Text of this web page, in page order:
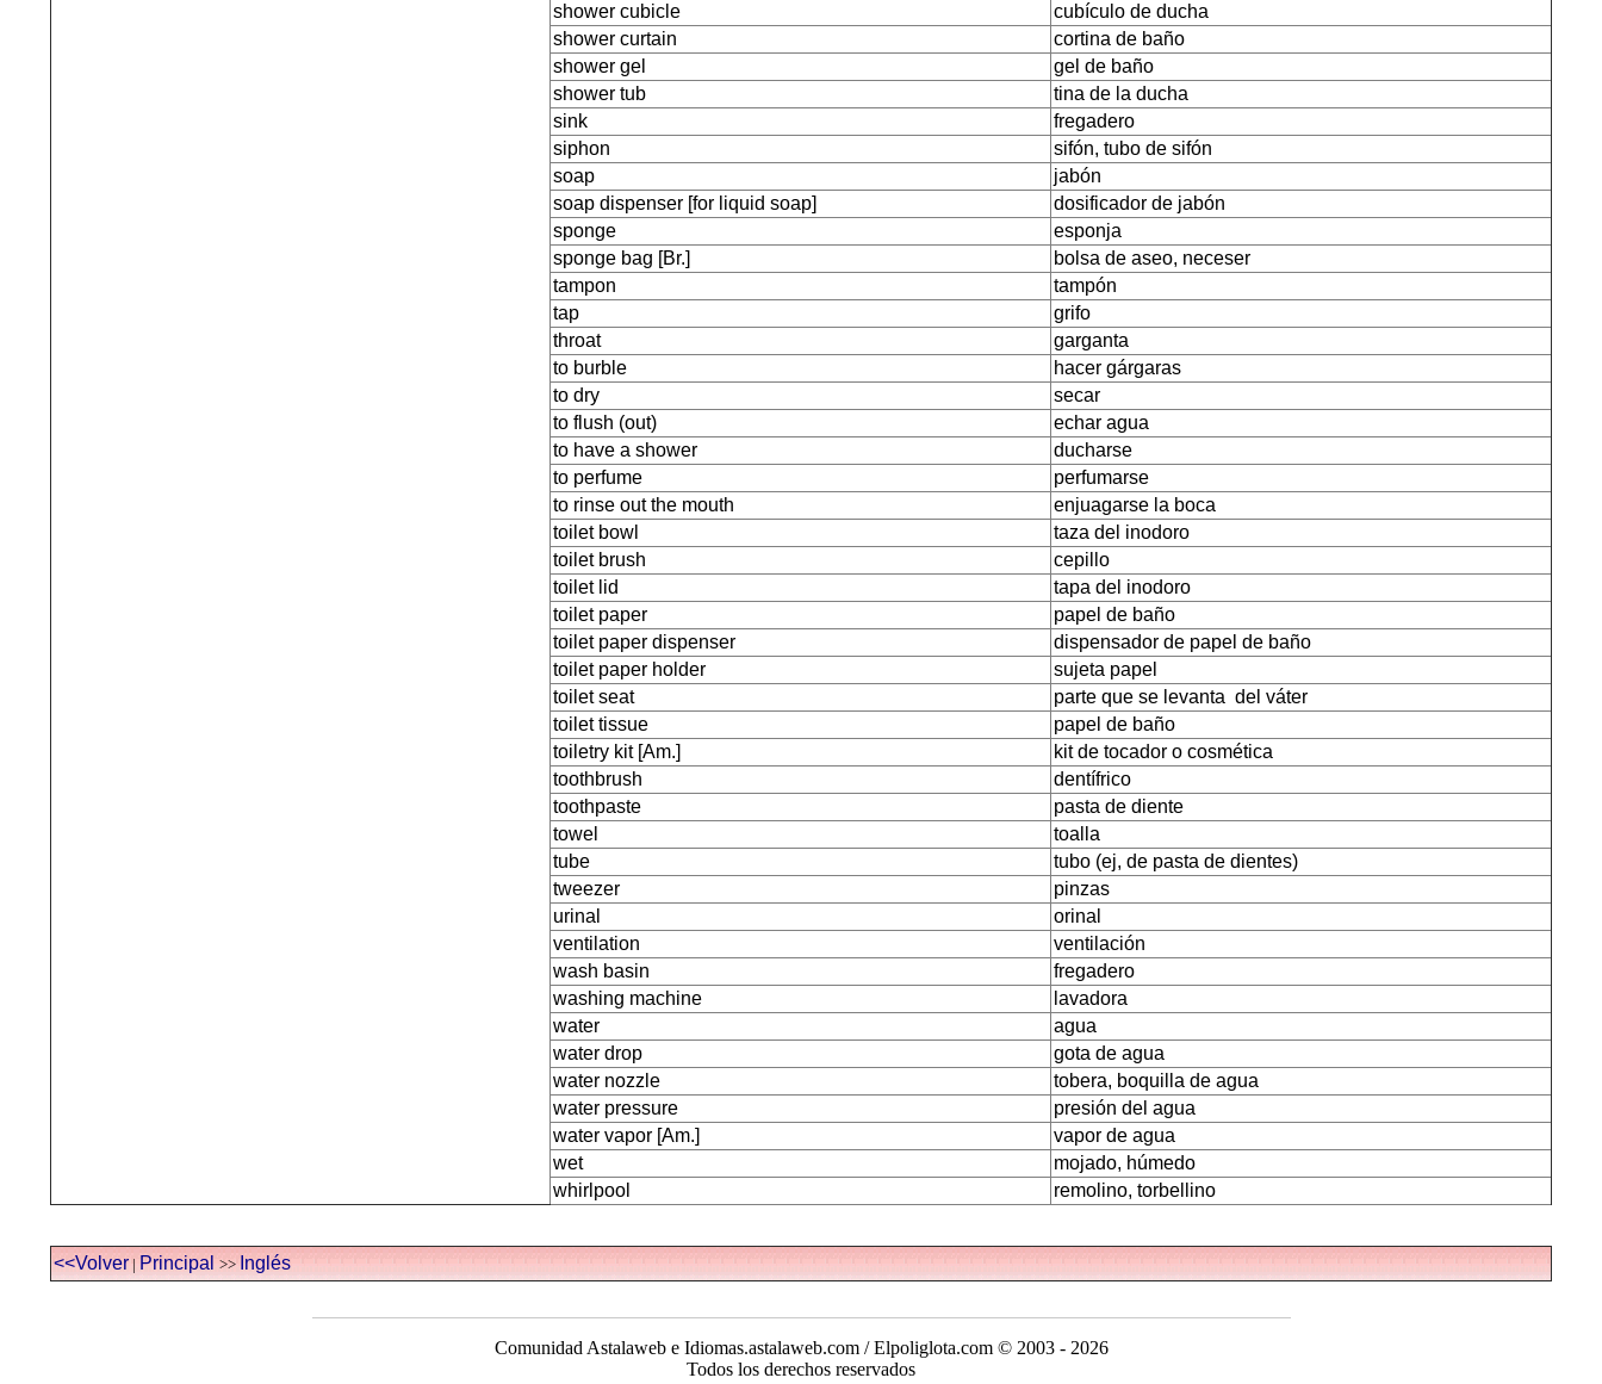
shower cubicle
cubículo de ducha
shower curtain
cortina de baño
shower gel
gel de baño
shower tub
tina de la ducha
sink
fregadero
siphon
sifón, tubo de sifón
soap
jabón
soap dispenser [for liquid soap]
dosificador de jabón
sponge
esponja
sponge bag [Br.]
bolsa de aseo, neceser
tampon
tampón
tap
grifo
throat
garganta
to burble
hacer gárgaras
to dry
secar
to flush (out)
echar agua
to have a shower
ducharse
to perfume
perfumarse
to rinse out the mouth
enjuagarse la boca
toilet bowl
taza del inodoro
toilet brush
cepillo
toilet lid
tapa del inodoro
toilet paper
papel de baño
toilet paper dispenser
dispensador de papel de baño
toilet paper holder
sujeta papel
toilet seat
parte que se levanta del váter
toilet tissue
papel de baño
toiletry kit [Am.]
kit de tocador o cosmética
toothbrush
dentífrico
toothpaste
pasta de diente
towel
toalla
tube
tubo (ej, de pasta de dientes)
tweezer
pinzas
urinal
orinal
ventilation
ventilación
wash basin
fregadero
washing machine
lavadora
water
agua
water drop
gota de agua
water nozzle
tobera, boquilla de agua
water pressure
presión del agua
water vapor [Am.]
vapor de agua
wet
mojado, húmedo
whirlpool
remolino, torbellino
<<Volver |Principal >> Inglés
Comunidad Astalaweb e Idiomas.astalaweb.com / Elpoliglota.com © 2003 - 2026
Todos los derechos reservados